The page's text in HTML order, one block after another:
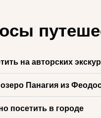
на авторских
Панагия из
посетить в городе